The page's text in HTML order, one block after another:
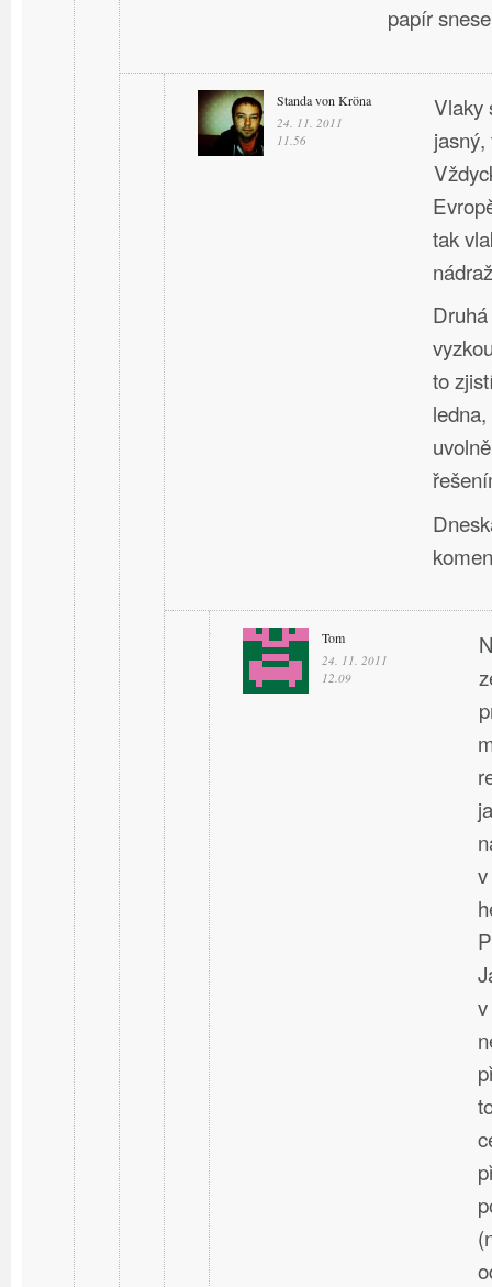
papír
Standa von Kröna
24. 11. 2011
11.56
Vlaky
tak
to
Tom
24. 11. 2011
12.09